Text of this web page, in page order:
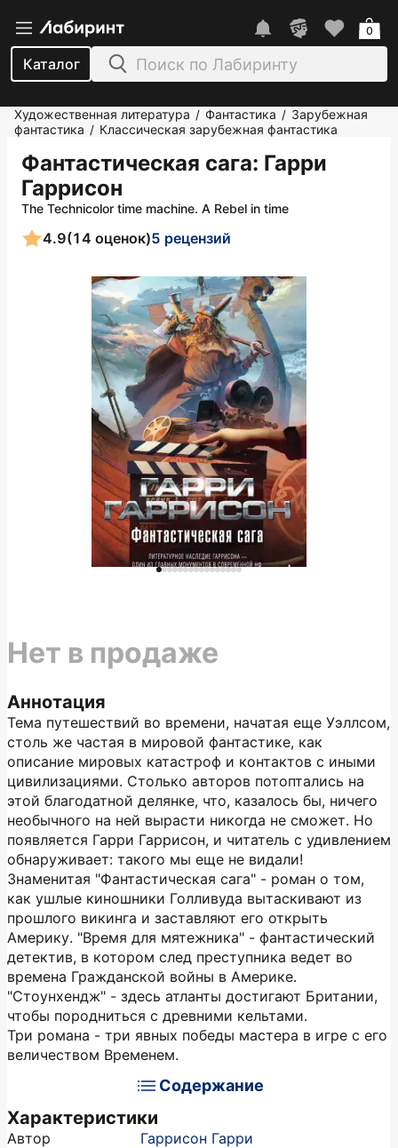
Каталог
0
Художественная литература / Фантастика / Зарубежная
фантастика / Классическая зарубежная фантастика
Фантастическая сага: Гарри
Гаррисон
The Technicolor time machine. A Rebel in time
4.9(14 оценок)5 рецензий
Аннотация
Тема путешествий во времени, начатая еще Уэллсом,
столь же частая в мировой фантастике, как
описание мировых катастроф и контактов с иными
цивилизациями. Столько авторов потоптались на
этой благодатной делянке, что, казалось бы, ничего
необычного на ней вырасти никогда не сможет. Но
появляется Гарри Гаррисон, и читатель с удивлением
обнаруживает: такого мы еще не видали!
Знаменитая "Фантастическая сага" - роман о том,
как ушлые киношники Голливуда вытаскивают из
прошлого викинга и заставляют его открыть
Америку. "Время для мятежника" - фантастический
детектив, в котором след преступника ведет во
времена Гражданской войны в Америке.
"Стоунхендж" - здесь атланты достигают Британии,
чтобы породниться с древними кельтами.
Три романа - три явных победы мастера в игре с его
величеством Временем.
Содержание
Характеристики
Автор
Гаррисон Гарри
Нет в продаже